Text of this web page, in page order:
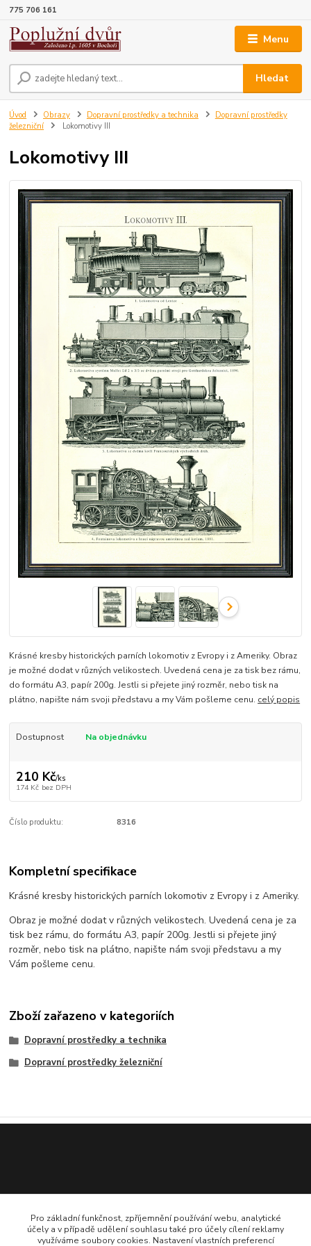
Menu
Hledat
775 706 161
Úvod Obrazy Dopravní prostředky a technika
Dopravní prostředky
železniční
Lokomotivy III
Lokomotivy III
Krásné kresby historických parních lokomotiv z Evropy i z Ameriky. Obraz
je možné dodat v různých velikostech. Uvedená cena je za tisk bez rámu,
do formátu A3, papír 200g. Jestli si přejete jiný rozměr, nebo tisk na
plátno, napište nám svoji představu a my Vám pošleme cenu. celý popis
Dostupnost Na objednávku
210 Kč/ks
174 Kč bez DPH
Číslo produktu: 8316
Kompletní specifikace
Krásné kresby historických parních lokomotiv z Evropy i z Ameriky.
Obraz je možné dodat v různých velikostech. Uvedená cena je za
tisk bez rámu, do formátu A3, papír 200g. Jestli si přejete jiný
rozměr, nebo tisk na plátno, napište nám svoji představu a my
Vám pošleme cenu.
Zboží zařazeno v kategoriích
Dopravní prostředky a technika
Dopravní prostředky železniční
Pro základní funkčnost, zpříjemnění používání webu, analytické
účely a v případě udělení souhlasu také pro účely cílení reklamy
využíváme soubory cookies. Nastavení vlastních preferencí